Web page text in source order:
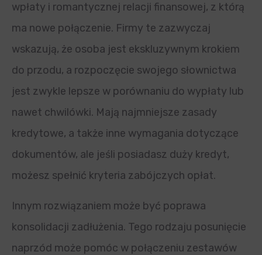
wpłaty i romantycznej relacji finansowej, z którą
ma nowe połączenie. Firmy te zazwyczaj
wskazują, że osoba jest ekskluzywnym krokiem
do przodu, a rozpoczęcie swojego słownictwa
jest zwykle lepsze w porównaniu do wypłaty lub
nawet chwilówki. Mają najmniejsze zasady
kredytowe, a także inne wymagania dotyczące
dokumentów, ale jeśli posiadasz duży kredyt,
możesz spełnić kryteria zabójczych opłat.
Innym rozwiązaniem może być poprawa
konsolidacji zadłużenia. Tego rodzaju posunięcie
naprzód może pomóc w połączeniu zestawów